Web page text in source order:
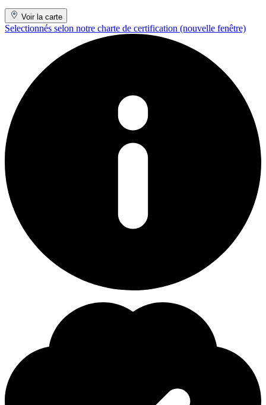
Voir la carte
Selectionnés selon notre charte de certification (nouvelle fenêtre)